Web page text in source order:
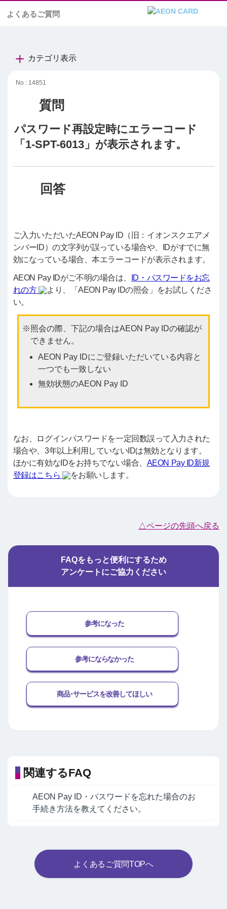
よくあるご質問
カテゴリ表示
No : 14851
パスワード再設定時にエラーコード
「1-SPT-6013」が表示されます。
ご入力いただいたAEON Pay ID（旧：イオンスクエアメ
ンバーID）の文字列が誤っている場合や、IDがすでに無
効になっている場合、本エラーコードが表示されます。
AEON Pay IDがご不明の場合は、
ID・パスワードをお忘
れの方
より、「AEON Pay IDの照会」をお試しくださ
い。
照会の際、下記の場合はAEON Pay IDの確認が
できません。
AEON Pay IDにご登録いただいている内容と
一つでも一致しない
無効状態のAEON Pay ID
なお、ログインパスワードを一定回数誤って入力された
場合や、3年以上利用していないIDは無効となります。
ほかに有効なIDをお持ちでない場合、 AEON Pay ID新規
登録はこちら
をお願いします。
△ページの先頭へ戻る
FAQをもっと便利にするため
アンケートにご協力ください
参考になった
参考にならなかった
商品･サービスを改善してほしい
関連するFAQ
AEON Pay ID・パスワードを忘れた場合のお
手続き方法を教えてください。
よくあるご質問TOPへ